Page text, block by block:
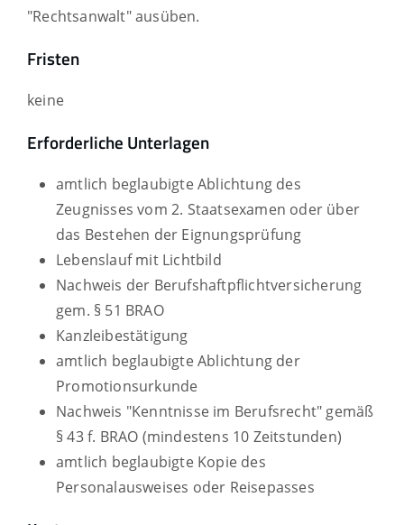
"Rechtsanwalt" ausüben.
Fristen
keine
Erforderliche Unterlagen
amtlich beglaubigte Ablichtung des
Zeugnisses vom 2. Staatsexamen oder über
das Bestehen der Eignungsprüfung
Lebenslauf mit Lichtbild
Nachweis der Berufshaftpflichtversicherung
gem. § 51 BRAO
Kanzleibestätigung
amtlich beglaubigte Ablichtung der
Promotionsurkunde
Nachweis "Kenntnisse im Berufsrecht" gemäß
§ 43 f. BRAO (mindestens 10 Zeitstunden)
amtlich beglaubigte Kopie des
Personalausweises oder Reisepasses